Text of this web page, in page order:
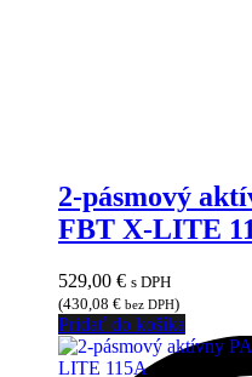
2-pásmový
FBT X-LITE
529,00 € s DPH
(430,08 € bez DPH)
Pridať do košíka